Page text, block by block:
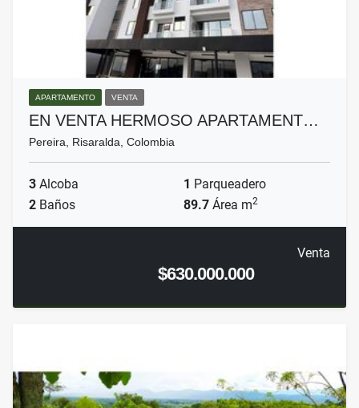
APARTAMENTO VENTA
EN VENTA HERMOSO APARTAMENT…
Pereira, Risaralda, Colombia
3 Alcoba 1 Parqueadero
2 Baños 89.7 Área m2
Venta
$630.000.000